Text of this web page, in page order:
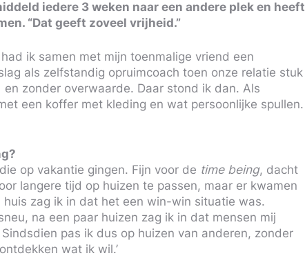
iedere 3 weken naar een andere plek en heeft
“Dat geeft zoveel vrijheid.”
ik samen met mijn toenmalige vriend een
als zelfstandig opruimcoach toen onze relatie stuk
zonder overwaarde. Daar stond ik dan. Als
een koffer met kleding en wat persoonlijke spullen.
op vakantie gingen. Fijn voor de time being, dacht
langere tijd op huizen te passen, maar er kwamen
zag ik in dat het een win-win situatie was.
na een paar huizen zag ik in dat mensen mij
pas ik dus op huizen van anderen, zonder
wat ik wil.’